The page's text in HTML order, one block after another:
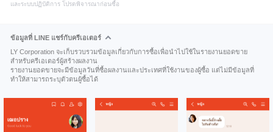
และระบบปฏิบัติการ โปรดพิจารณาก่อนซื้อ
ข้อมูลที่ LINE แชร์กับครีเอเตอร์
LY Corporation จะเก็บรวบรวมข้อมูลเกี่ยวกับการซื้อเพื่อนำไปใช้ในรายงานยอดขาย
สำหรับครีเอเตอร์ผู้สร้างผลงาน
รายงานยอดขายจะมีข้อมูลวันที่ซื้อผลงานและประเทศที่ใช้งานของผู้ซื้อ แต่ไม่มีข้อมูลที่
ทำให้สามารถระบุตัวตนผู้ซื้อได้